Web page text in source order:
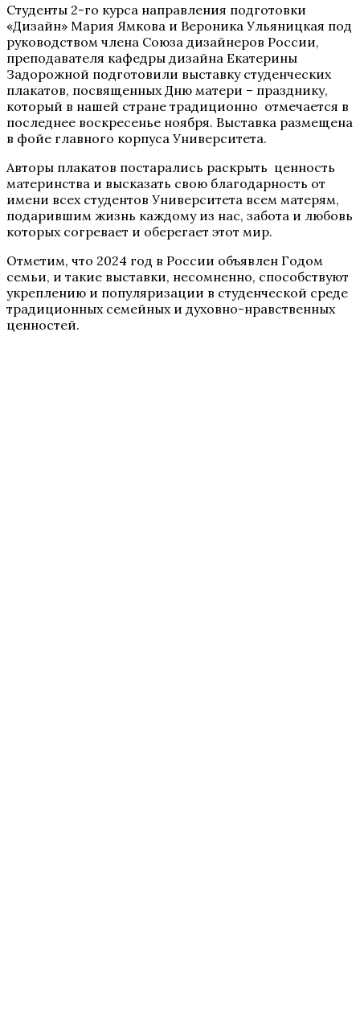
Студенты 2-го курса направления подготовки
«Дизайн» Мария Ямкова и Вероника Ульяницкая под
руководством члена Союза дизайнеров России,
преподавателя кафедры дизайна Екатерины
Задорожной подготовили выставку студенческих
плакатов, посвященных Дню матери – празднику,
который в нашей стране традиционно отмечается в
последнее воскресенье ноября. Выставка размещена
в фойе главного корпуса Университета.
Авторы плакатов постарались раскрыть ценность
материнства и высказать свою благодарность от
имени всех студентов Университета всем матерям,
подарившим жизнь каждому из нас, забота и любовь
которых согревает и оберегает этот мир.
Отметим, что 2024 год в России объявлен Годом
семьи, и такие выставки, несомненно, способствуют
укреплению и популяризации в студенческой среде
традиционных семейных и духовно-нравственных
ценностей.